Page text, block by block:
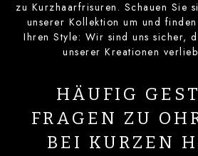
zu Kurzhaarfrisuren. Schauen Sie
unserer Kollektion um und
Ihren Style: Wir sind uns sicher,
unserer Kreationen
HÄUFIG
FRAGEN ZU
BEI KURZEN